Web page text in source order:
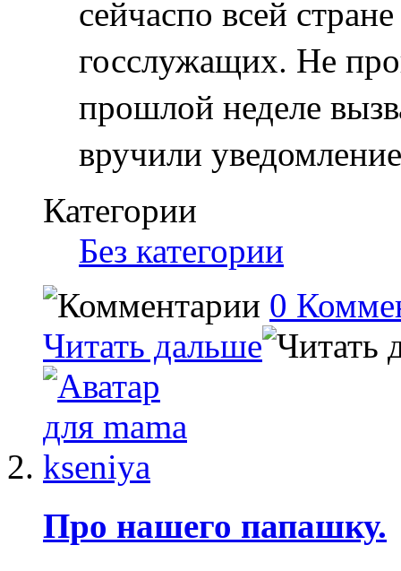
сейчаспо всей
госслужащих. Не
прошлой неделе
вручили
Категории
Без категории
0
Читать дальше
Про нашего папашку.